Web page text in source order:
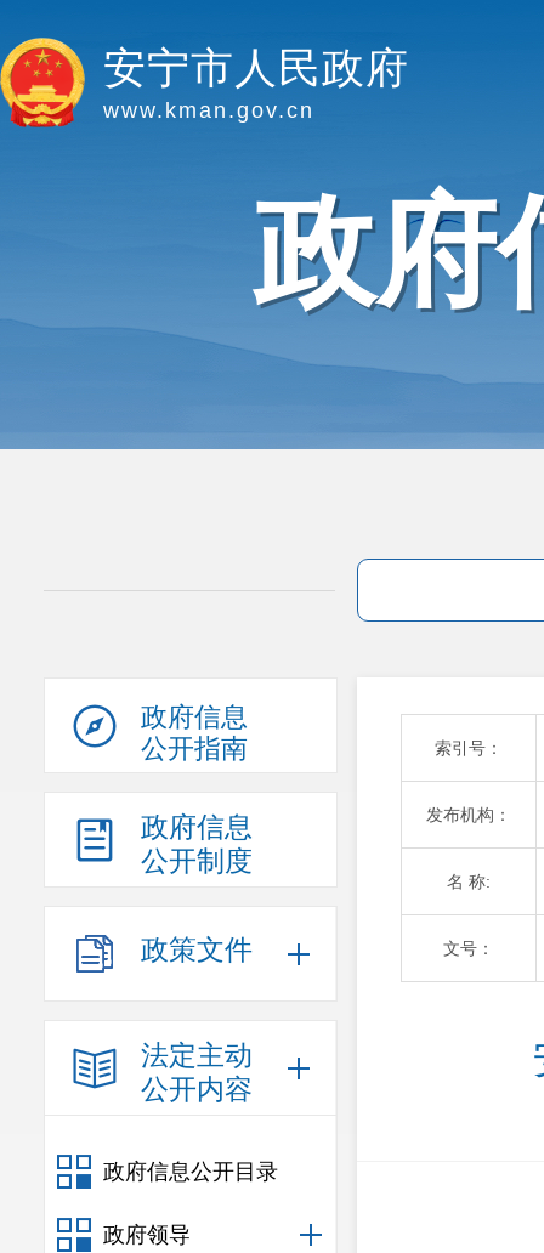
安宁市人民政府
www.kman.gov.cn
政府
政府信息
公开指南
政府信息
公开制度
政策文件
法定主动
公开内容
政府信息公开目录
政府领导
索引号：
发布机构：
名 称:
文号：